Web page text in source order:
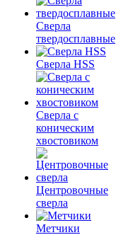
Сверла
твердосплавные
Сверла HSS
Сверла с
коническим
хвостовиком
Центровочные
сверла
Метчики